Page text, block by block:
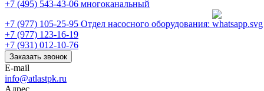
+7 (495) 543-43-06 многоканальный
+7 (977) 105-25-95 Отдел насосного оборудования:
+7 (977) 123-16-19
+7 (931) 012-10-76
Заказать звонок
E-mail
info@atlastpk.ru
Адрес